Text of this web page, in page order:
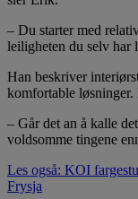
– Du starter med
leiligheten du selv har
Han beskriver
komfortable løsninger.
– Går det an å kalle
voldsomme tingene
Les også: KOI
Frysja